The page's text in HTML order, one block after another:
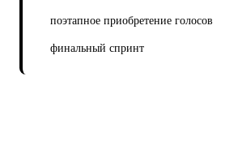
поэтапное приобретение голосов
финальный спринт